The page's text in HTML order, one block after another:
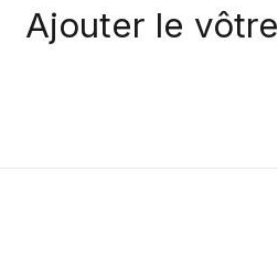
Ajouter le vôtre